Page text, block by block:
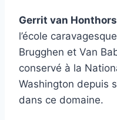
Gerrit van
l’école
Brugghen et Van
conservé à la
Washington depuis
dans ce domaine.